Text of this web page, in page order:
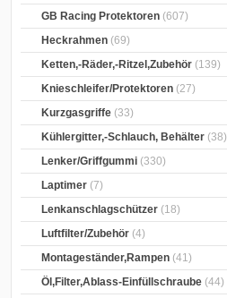
GB Racing Protektoren (607)
Heckrahmen (69)
Ketten,-Räder,-Ritzel,Zubehör (139)
Knieschleifer/Protektoren (27)
Kurzgasgriffe (33)
Kühlergitter,-Schlauch, Behälter (38)
Lenker/Griffgummi (330)
Laptimer (7)
Lenkanschlagschützer (18)
Luftfilter/Zubehör (4)
Montageständer,Rampen (41)
Öl,Filter,Ablass-Einfüllschraube (44)